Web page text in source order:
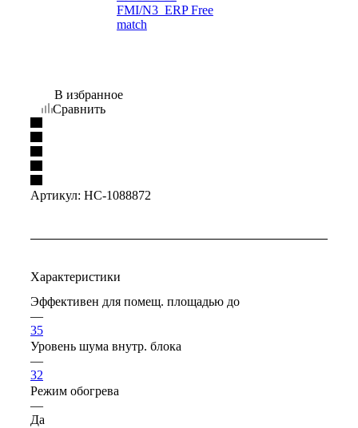
В избранное
Сравнить
Артикул: НС-1088872
Характеристики
Эффективен для помещ. площадью до
—
35
Уровень шума внутр. блока
—
32
Режим обогрева
—
Да